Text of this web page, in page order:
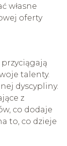
własne
oferty
talenty.
dyscypliny.
z
co dodaje
to, co dzieje